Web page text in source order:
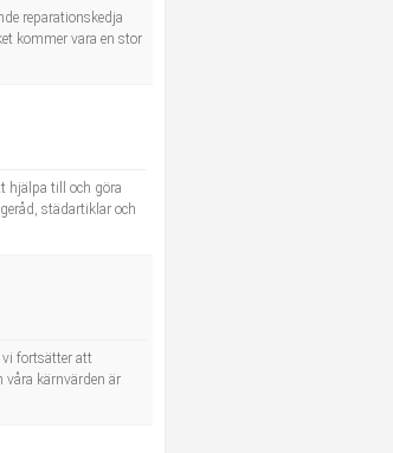
reparationskedja
kommer vara en stor
hjälpa till och göra
städartiklar och
vi fortsätter att
kärnvärden är